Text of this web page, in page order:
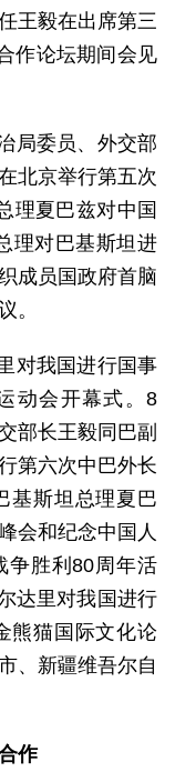
王毅在出席第三
作论坛期间会见
局委员、外交部
北京举行第五次
理夏巴兹对中国
理对巴基斯坦进
成员国政府首脑
。
对我国进行国事
动会开幕式。8
部长王毅同巴副
第六次中巴外长
基斯坦总理夏巴
会和纪念中国人
争胜利80周年活
达里对我国进行
熊猫国际文化论
、新疆维吾尔自
作